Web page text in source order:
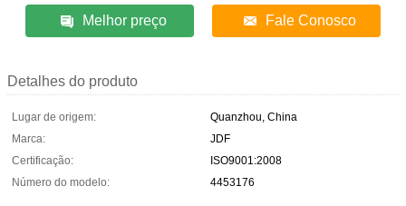
Melhor preço Fale Conosco
Detalhes do produto
Lugar de origem:
Quanzhou, China
Marca:
JDF
Certificação:
ISO9001:2008
Número do modelo:
4453176